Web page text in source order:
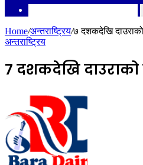
Home/अन्तराष्ट्रिय/७ दशकदेखि दाउराको
अन्तराष्ट्रिय
७ दशकदेखि दाउराको